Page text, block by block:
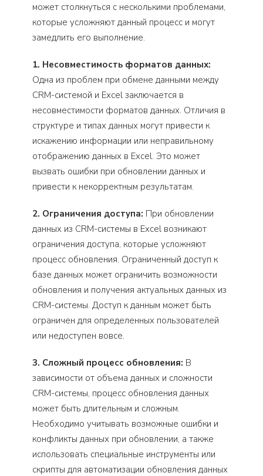
может столкнуться с несколькими проблемами,
которые усложняют данный процесс и могут
замедлить его выполнение.
1. Несовместимость форматов данных:
Одна из проблем при обмене данными между
CRM-системой и Excel заключается в
несовместимости форматов данных. Отличия в
структуре и типах данных могут привести к
искажению информации или неправильному
отображению данных в Excel. Это может
вызвать ошибки при обновлении данных и
привести к некорректным результатам.
2. Ограничения доступа: При обновлении
данных из CRM-системы в Excel возникают
ограничения доступа, которые усложняют
процесс обновления. Ограниченный доступ к
базе данных может ограничить возможности
обновления и получения актуальных данных из
CRM-системы. Доступ к данным может быть
ограничен для определенных пользователей
или недоступен вовсе.
3. Сложный процесс обновления: В
зависимости от объема данных и сложности
CRM-системы, процесс обновления данных
может быть длительным и сложным.
Необходимо учитывать возможные ошибки и
конфликты данных при обновлении, а также
использовать специальные инструменты или
скрипты для автоматизации обновления данных